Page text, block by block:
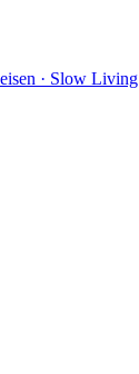
· Slow Living